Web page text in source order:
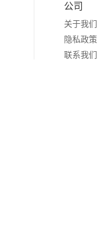
公司
关于我们
隐私政策
联系我们